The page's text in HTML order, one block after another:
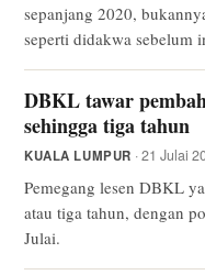
sepanjang 2020,
seperti didakwa sebelum
DBKL tawar
sehingga tiga tahun
KUALA LUMPUR · 21 Julai
Pemegang lesen DBKL
atau tiga tahun, dengan
Julai.